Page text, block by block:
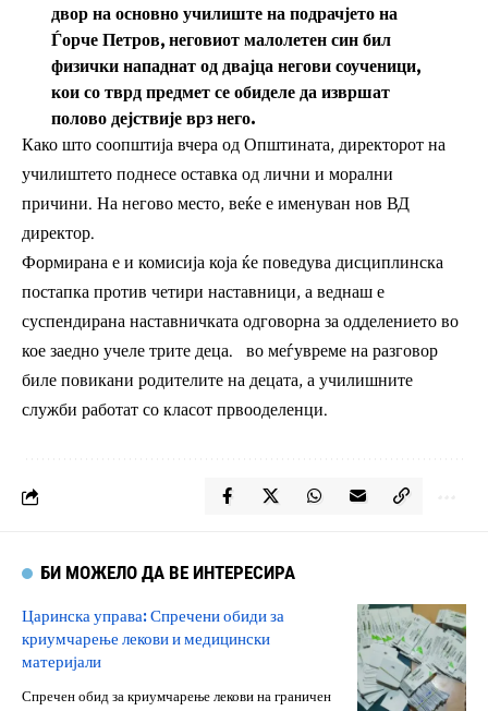
двор на основно училиште на подрачјето на
Ѓорче Петров, неговиот малолетен син бил
физички нападнат од двајца негови соученици,
кои со тврд предмет се обиделе да извршат
полово дејствије врз него.
Како што соопштија вчера од Општината, директорот на
училиштето поднесе оставка од лични и морални
причини. На негово место, веќе е именуван нов ВД
директор.
Формирана е и комисија која ќе поведува дисциплинска
постапка против четири наставници, а веднаш е
суспендирана наставничката одговорна за одделението во
кое заедно учеле трите деца. во меѓувреме на разговор
биле повикани родителите на децата, а училишните
служби работат со класот првооделенци.
БИ МОЖЕЛО ДА ВЕ ИНТЕРЕСИРА
Царинска управа: Спречени обиди за
криумчарење лекови и медицински
материјали
Спречен обид за криумчарење лекови на граничен